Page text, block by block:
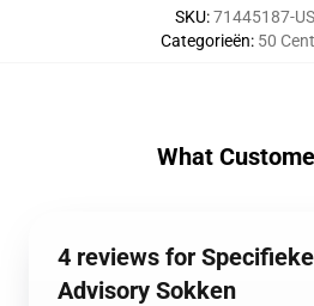
SKU:71445187-
Categorieën: 50
What
4 reviews for
Advisory Sokken